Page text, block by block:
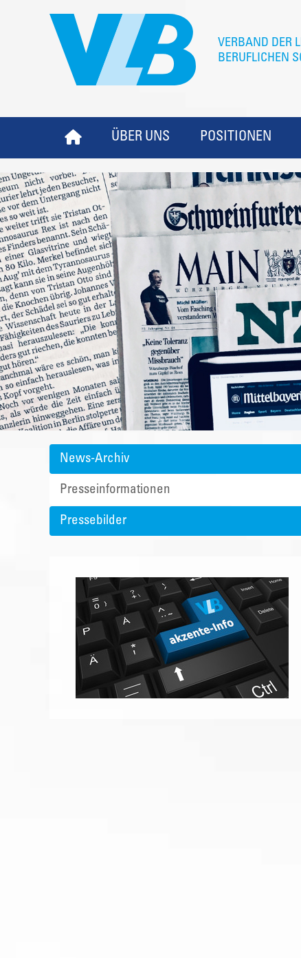
ÜBER UNS POSITIONEN
News-Archiv
Presseinformationen
Pressebilder